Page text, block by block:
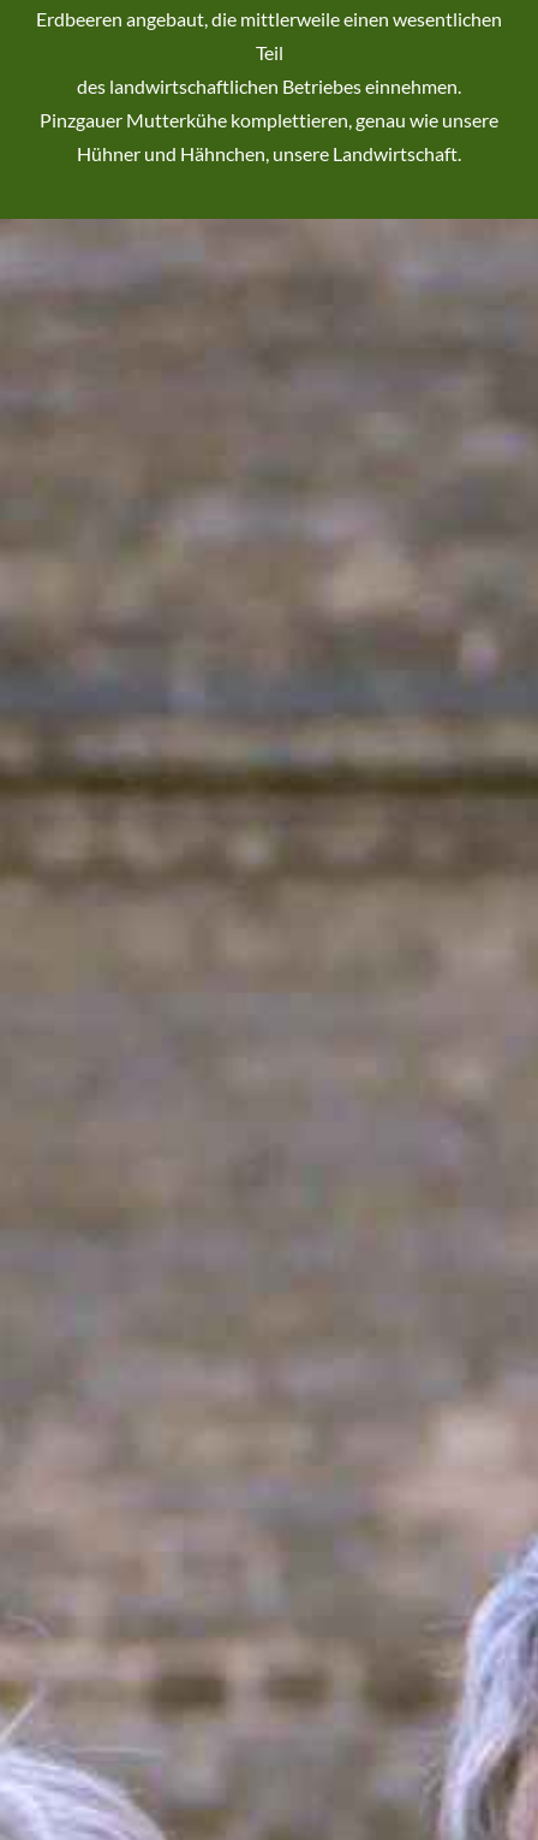
Erdbeeren angebaut, die mittlerweile einen wesentlichen
Teil
des landwirtschaftlichen Betriebes einnehmen.
Pinzgauer Mutterkühe komplettieren, genau wie unsere
Hühner und Hähnchen, unsere Landwirtschaft.